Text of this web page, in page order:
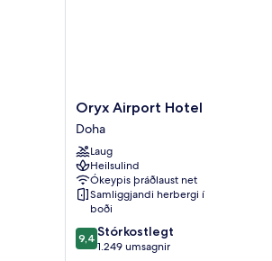
Oryx
Airport
Hotel
Doha
Oryx Airport Hotel
Doha
Laug
Heilsulind
Ókeypis þráðlaust net
Samliggjandi herbergi í
boði
9.4
af
9,4 Stórkostlegt
1.249 umsagnir